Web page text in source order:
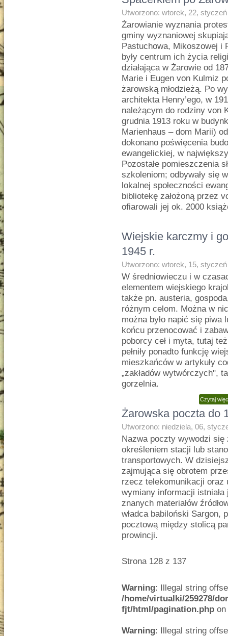
Utworzono: wtorek, 22,
Żarowianie wyznania
gminy wyznaniowej
Pastuchowa, Mikoszowej i
były centrum ich życia
działająca w Żarowie od
Marie i Eugen von Kulmiz
żarowską młodzieżą. Po
architekta Henry’ego, w
należącym do rodziny von
grudnia 1913 roku w
Marienhaus – dom Marii)
dokonano poświęcenia
ewangelickiej, w
Pozostałe pomieszczenia
szkoleniom; odbywały się
lokalnej społeczności
bibliotekę założoną przez
ofiarowali jej ok. 2000
Wiejskie karczmy i
1945 r.
Utworzono: wtorek, 15,
W średniowieczu i w
elementem wiejskiego
także pn. austeria,
różnym celom. Można w
można było napić się piwa
końcu przenocować i
poborcy ceł i myta, tutaj
pełniły ponadto funkcję
mieszkańców w artykuły
„zakładów wytwórczych",
gorzelnia.
Czytaj
Żarowska poczta do
Utworzono: niedziela, 06,
Nazwa poczty wywodzi się
określeniem stacji lub
transportowych. W
zajmująca się obrotem
rzecz telekomunikacji oraz
wymiany informacji
znanych materiałów
władca babiloński Sargon,
pocztową między stolicą
prowincji.
Strona 128 z 137
Warning: Illegal string
/home/virtualki/259278/
fjt/html/pagination.php
Warning: Illegal string